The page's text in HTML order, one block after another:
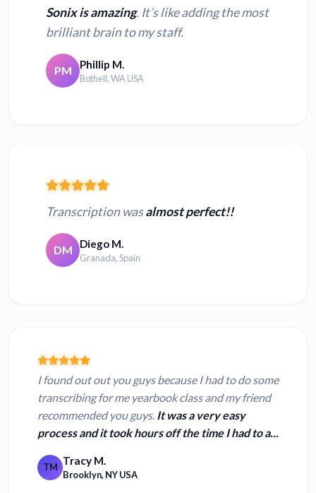
Sonix is amazing. It’s like adding the most
brilliant brain to my staff.
PM Phillip M.
Bothell, WA USA
Transcription wasalmost perfect!!
DM Diego M.
Granada, Spain
I found out out you guys because I had to do some
transcribing for me yearbook class and my friend
recommended you guys. It was a very easy
process and it took hours off the time I had to a...
TM Tracy M.
Brooklyn, NY USA